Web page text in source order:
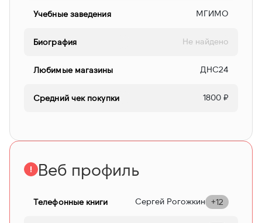
Учебные заведения МГИМО
Биография Не найдено
Любимые магазины ДНС24
Средний чек покупки 1800 ₽
Веб профиль
Телефонные книги Сергей Рогожкин +12